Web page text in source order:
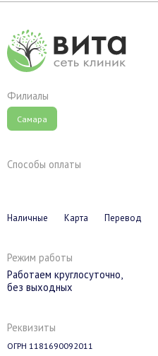
Филиалы
Самара
Способы оплаты
Наличные Карта Перевод
Режим работы
Работаем круглосуточно,
без выходных
Реквизиты
ОГРН 1181690092011